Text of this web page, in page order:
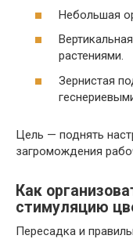
Небольшая
растениями.
Зернистая
Цель — поднять
загромождения
Как
стимуляцию
Пересадка и